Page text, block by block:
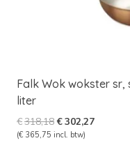
Falk Wok wokster
liter
€318,18Oorspronkelijke
prijs
€302,27Huidige
(€ 365,75 incl. btw)